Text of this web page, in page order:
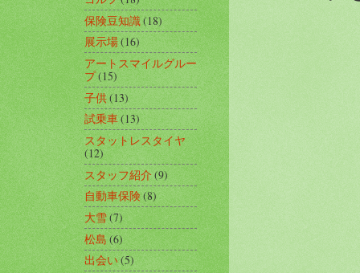
保険豆知識(18)
展示場(16)
アートスマイルグルー
プ(15)
子供(13)
試乗車(13)
スタットレスタイヤ
(12)
スタッフ紹介(9)
自動車保険(8)
大雪(7)
松島 (6)
出会い(5)